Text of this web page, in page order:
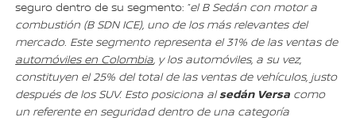
seguro dentro de su segmento: “el B Sedán con motor a
combustión (B SDN ICE), uno de los más relevantes del
mercado. Este segmento representa el 31% de las ventas de
automóviles en Colombia, y los automóviles, a su vez,
constituyen el 25% del total de las ventas de vehículos, justo
después de los SUV. Esto posiciona alsedán Versa como
un referente en seguridad dentro de una categoría